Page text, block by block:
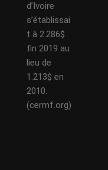
d’Ivoire
s’établissai
t à 2.286$
fin 2019 au
lieu de
1.213$ en
2010.
(cermf.org)